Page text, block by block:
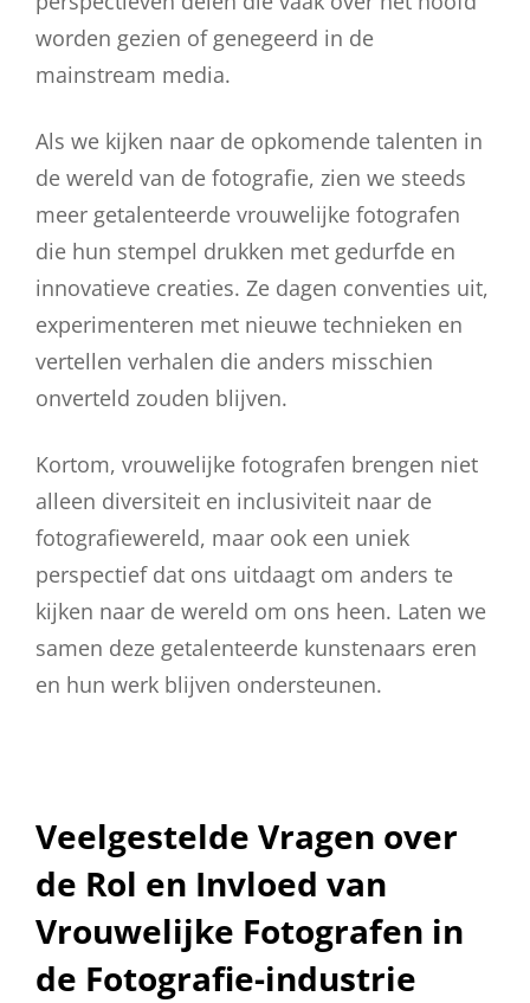
worden gezien of genegeerd in de
mainstream media.
Als we kijken naar de opkomende talenten in
de wereld van de fotografie, zien we steeds
meer getalenteerde vrouwelijke fotografen
die hun stempel drukken met gedurfde en
innovatieve creaties. Ze dagen conventies uit,
experimenteren met nieuwe technieken en
vertellen verhalen die anders misschien
onverteld zouden blijven.
Kortom, vrouwelijke fotografen brengen niet
alleen diversiteit en inclusiviteit naar de
fotografiewereld, maar ook een uniek
perspectief dat ons uitdaagt om anders te
kijken naar de wereld om ons heen. Laten we
samen deze getalenteerde kunstenaars eren
en hun werk blijven ondersteunen.
Veelgestelde Vragen over
de Rol en Invloed van
Vrouwelijke Fotografen in
de Fotografie-industrie